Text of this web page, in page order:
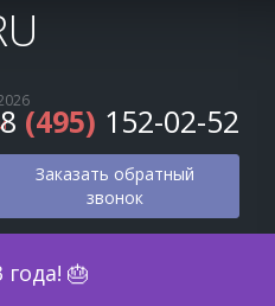
🎂
8 (495) 152-02-52
Заказать обратный
звонок